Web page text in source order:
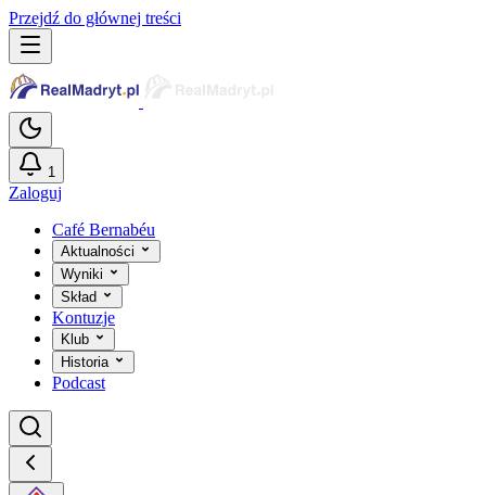
Przejdź do głównej treści
1
Zaloguj
Café Bernabéu
Aktualności
Wyniki
Skład
Kontuzje
Klub
Historia
Podcast